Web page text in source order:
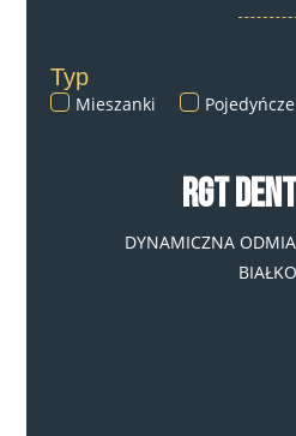
Typ
Mieszanki Pojedyńcze
RGT
DYNAMICZNA
BIAŁKO